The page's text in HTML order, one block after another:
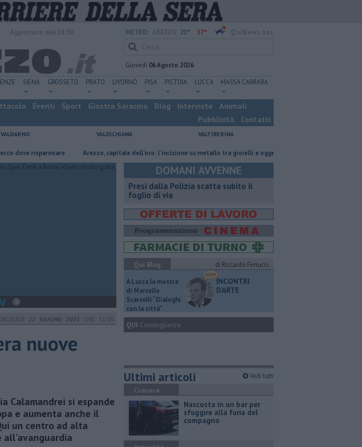
METEO: 21° 37°
Giovedì 06 Agosto 2026
SIENA GROSSETO PRATO LIVORNO PISA PISTOIA LUCCA MASSA CARRARA
Eventi Sport Giostra Saracino Blog Interviste
Animali
Pubblicità
Contatti
VALDARNO VALDICHIANA VALTIBERINA
risparmiare Arezzo, capitale dell’oro: l’incisione su metallo tra gioielli e oggetti personalizzati
22 GIUGNO 2022 ORE 11:05
nuove
Calamandrei si espande
e aumenta anche il
un centro ad alta
all'avanguardia
DOMANI AVVENNE
Presi dalla Polizia scatta subito il
foglio di via
Qui Blog
di Riccardo Ferrucci
A Lucca la mostra
di Marcello
Scarselli “Dialoghi
con la città"
INCONTRI
D'ARTE
QUI Condoglianze
Ultimi articoli Vedi tutti
Cronaca
Nascosta in un bar per
sfuggire alla furia del
compagno